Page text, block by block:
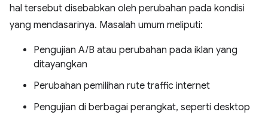
hal tersebut disebabkan oleh perubahan pada kondisi
yang mendasarinya. Masalah umum meliputi:
Pengujian A/B atau perubahan pada iklan yang
ditayangkan
Perubahan pemilihan rute traffic internet
Pengujian di berbagai perangkat, seperti desktop